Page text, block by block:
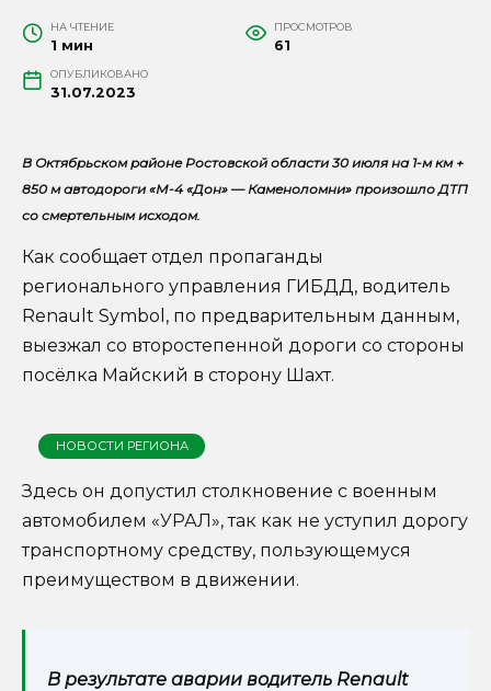
НА ЧТЕНИЕ
1 мин
ПРОСМОТРОВ
61
ОПУБЛИКОВАНО
31.07.2023
В Октябрьском районе Ростовской области 30 июля на 1-м км +
850 м автодороги «М-4 «Дон» — Каменоломни» произошло ДТП
со смертельным исходом.
Как сообщает отдел пропаганды
регионального управления ГИБДД, водитель
Renault Symbol, по предварительным данным,
выезжал со второстепенной дороги со стороны
посёлка Майский в сторону Шахт.
НОВОСТИ РЕГИОНА
Здесь он допустил столкновение с военным
автомобилем «УРАЛ», так как не уступил дорогу
транспортному средству, пользующемуся
преимуществом в движении.
В результате аварии водитель Renault